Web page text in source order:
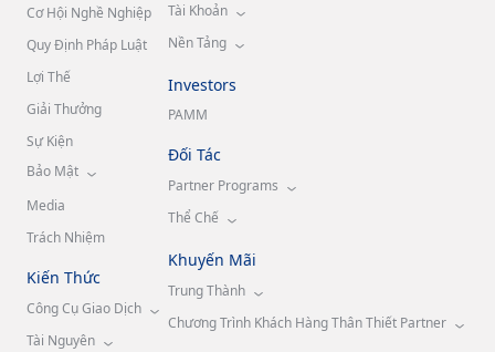
Cơ Hội Nghề Nghiệp
Quy Định Pháp Luật
Lợi Thế
Giải Thưởng
Sự Kiện
Bảo Mật
Media
Trách Nhiệm
Kiến Thức
Công Cụ Giao Dịch
Tài Nguyên
Tài Khoản
Nền Tảng
Investors
PAMM
Đối Tác
Partner Programs
Thể Chế
Khuyến Mãi
Trung Thành
Chương Trình Khách Hàng Thân Thiết Partner